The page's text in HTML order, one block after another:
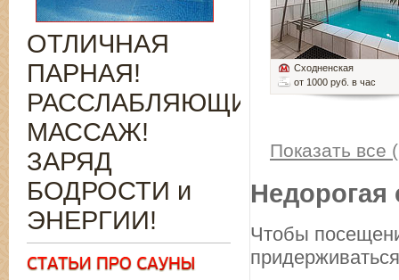
Сходненская
от 1000 руб. в час
Показать все
Недорогая
Чтобы
ОТЛИЧНАЯ
ПАРНАЯ!
РАССЛАБЛЯЮЩИЙ
МАССАЖ!
ЗАРЯД
БОДРОСТИ и
ЭНЕРГИИ!